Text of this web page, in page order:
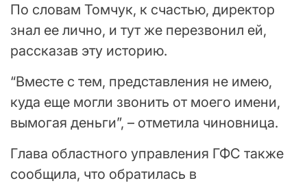
По словам Томчук, к счастью, директор
знал ее лично, и тут же перезвонил ей,
рассказав эту историю.
“Вместе с тем, представления не имею,
куда еще могли звонить от моего имени,
вымогая деньги”, – отметила чиновница.
Глава областного управления ГФС также
сообщила, что обратилась в